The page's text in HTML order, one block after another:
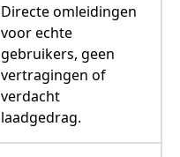
Directe omleidingen
voor echte
gebruikers, geen
vertragingen of
verdacht
laadgedrag.